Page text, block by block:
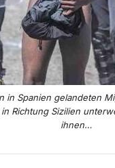
in Spanien gelandeten
Richtung Sizilien
ihnen…